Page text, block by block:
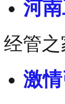
河
经管
激